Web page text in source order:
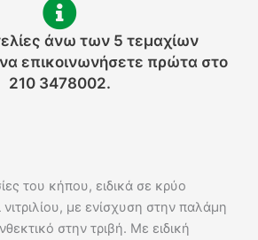
άνω των 5 τεμαχίων
επικοινωνήσετε πρώτα στο
210 3478002.
του κήπου, ειδικά σε κρύο
νιτριλίου, με ενίσχυση στην παλάμη
στην τριβή. Με ειδική